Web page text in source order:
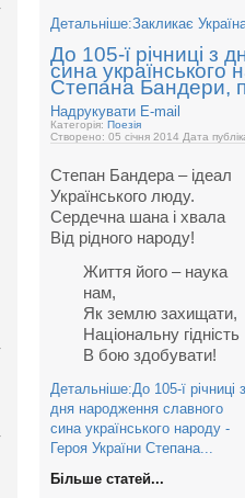
Детальніше:Закликає
До 105-ї річниці з
сина українського
Степана Бандери,
Надрукувати E-mail
Категорія: Поезія
Створено: 05 січня 2014 Дата
Степан Бандера – ідеал
Українського люду.
Сердечна шана і хвала
Від рідного народу!
Життя його – наука
нам,
Як землю захищати,
Національну гідність
В бою здобувати!
Детальніше:До 105-ї річниці з
дня народження славного
сина українського народу -
Героя України Степана...
Більше статей...